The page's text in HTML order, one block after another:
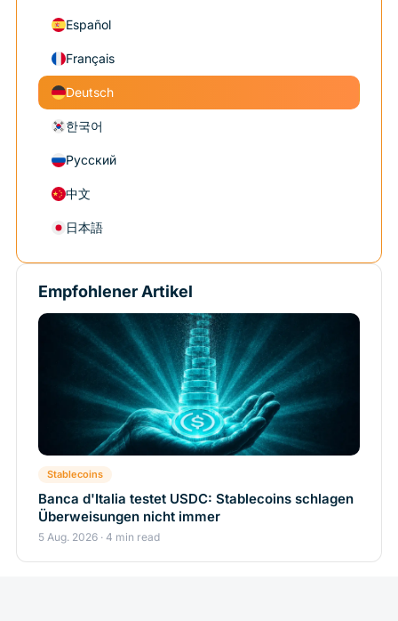
Español
Français
Deutsch
한국어
Русский
中文
日本語
Empfohlener Artikel
Stablecoins
Banca d'Italia testet USDC: Stablecoins schlagen
Überweisungen nicht immer
5 Aug. 2026 · 4 min read